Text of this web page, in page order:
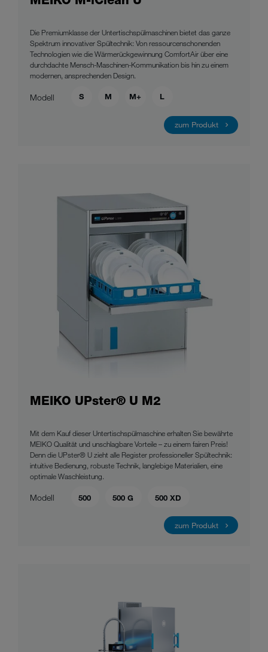
Die Premiumklasse der Untertischspülmaschinen bietet das ganze
Spektrum innovativer Spültechnik: Von ressourcenschonenden
Technologien wie die Wärmerückgewinnung ComfortAir über eine
durchdachte Mensch-Maschinen-Kommunikation bis hin zu einem
modernen, ansprechenden Design.
Modell S M M+ L
zum Produkt
MEIKO UPster® U M2
Mit dem Kauf dieser Untertischspülmaschine erhalten Sie bewährte
MEIKO Qualität und unschlagbare Vorteile – zu einem fairen Preis!
Denn die UPster® U zieht alle Register professioneller Spültechnik:
intuitive Bedienung, robuste Technik, langlebige Materialien, eine
optimale Waschleistung.
Modell 500 500 G 500 XD
zum Produkt